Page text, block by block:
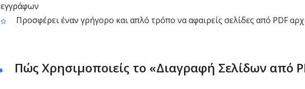
εγγράφων
Προσφέρει έναν γρήγορο και απλό τρόπο να αφαιρείς σελίδες από PDF
Πώς Χρησιμοποιείς το «Διαγραφή Σελίδων από